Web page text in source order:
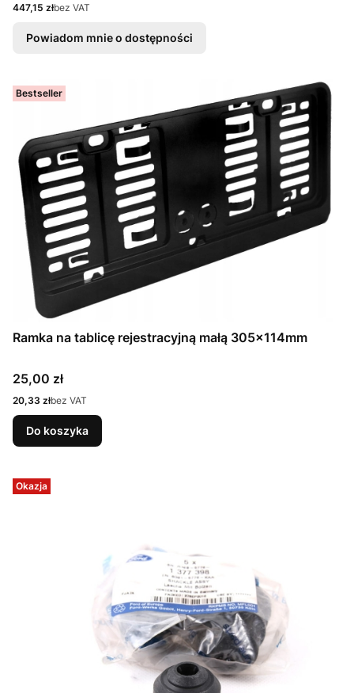
Cena
447,15 złbez VAT
Powiadom mnie o dostępności
Bestseller
Ramka na tablicę rejestracyjną małą 305x114mm
Cena
25,00 zł
Cena
20,33 złbez VAT
Do koszyka
Okazja